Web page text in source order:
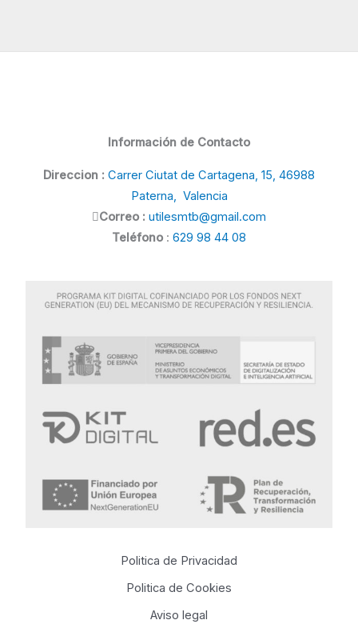
Información de Contacto
Direccion : Carrer Ciutat de Cartagena, 15, 46988
Paterna, Valencia
Correo : utilesmtb@gmail.com
Teléfono : 629 98 44 08
Politica de Privacidad
Politica de Cookies
Aviso legal